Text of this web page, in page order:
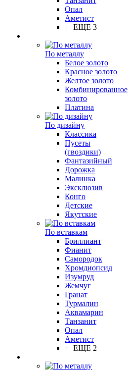
Опал
Аметист
+ ЕЩЕ 3
По металлу
Белое золото
Красное золото
Желтое золото
Комбинированное
золото
Платина
По дизайну
Классика
Пусеты
(гвоздики)
Фантазийный
Дорожка
Малинка
Эксклюзив
Конго
Детские
Якутские
По вставкам
Бриллиант
Фианит
Самородок
Хромдиопсид
Изумруд
Жемчуг
Гранат
Турмалин
Аквамарин
Танзанит
Опал
Аметист
+ ЕЩЕ 2